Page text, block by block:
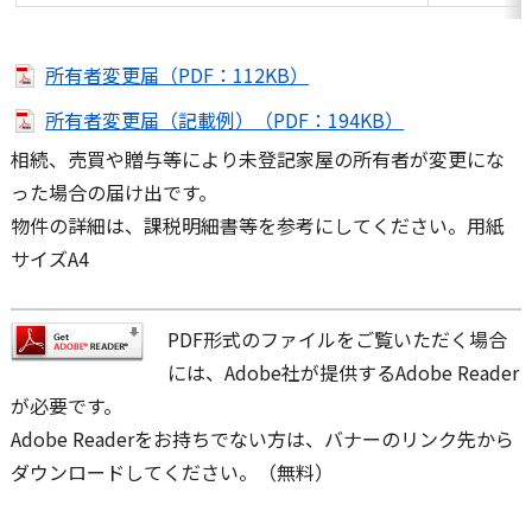
所有者変更届（PDF：112KB）
所有者変更届（記載例）（PDF：194KB）
相続、売買や贈与等により未登記家屋の所有者が変更にな
った場合の届け出です。
物件の詳細は、課税明細書等を参考にしてください。用紙
サイズA4
PDF形式のファイルをご覧いただく場合
には、Adobe社が提供するAdobe Reader
が必要です。
Adobe Readerをお持ちでない方は、バナーのリンク先から
ダウンロードしてください。（無料）